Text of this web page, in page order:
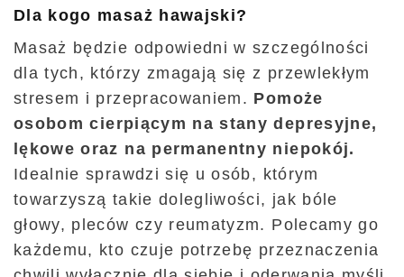
Dla kogo masaż hawajski?
Masaż będzie odpowiedni w szczególności
dla tych, którzy zmagają się z przewlekłym
stresem i przepracowaniem. Pomoże
osobom cierpiącym na stany depresyjne,
lękowe oraz na permanentny niepokój.
Idealnie sprawdzi się u osób, którym
towarzyszą takie dolegliwości, jak bóle
głowy, pleców czy reumatyzm. Polecamy go
każdemu, kto czuje potrzebę przeznaczenia